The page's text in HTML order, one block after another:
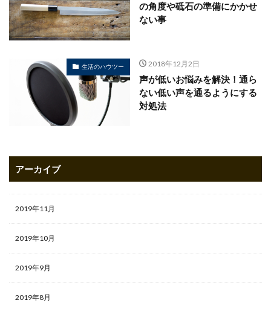
の角度や砥石の準備にかかせ
ない事
生活のハウツー 2018年12月2日
声が低いお悩みを解決！通ら
ない低い声を通るようにする
対処法
アーカイブ
2019年11月
2019年10月
2019年9月
2019年8月